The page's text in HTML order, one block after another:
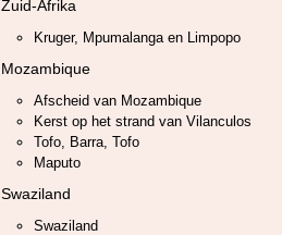
Zuid-Afrika
Kruger, Mpumalanga en Limpopo
Mozambique
Afscheid van Mozambique
Kerst op het strand van Vilanculos
Tofo, Barra, Tofo
Maputo
Swaziland
Swaziland